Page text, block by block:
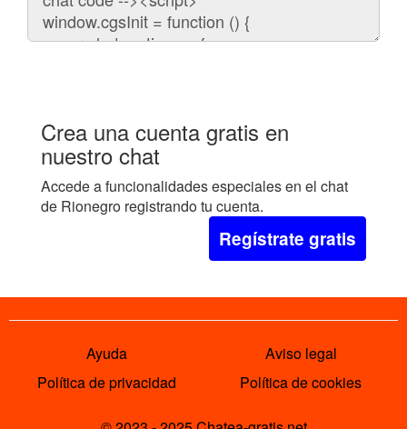
embeber
chat
Crea una cuenta gratis en
nuestro chat
Accede a funcionalidades especiales en el chat
de Rionegro registrando tu cuenta.
Regístrate gratis
Ayuda
Aviso legal
Política de privacidad
Política de cookies